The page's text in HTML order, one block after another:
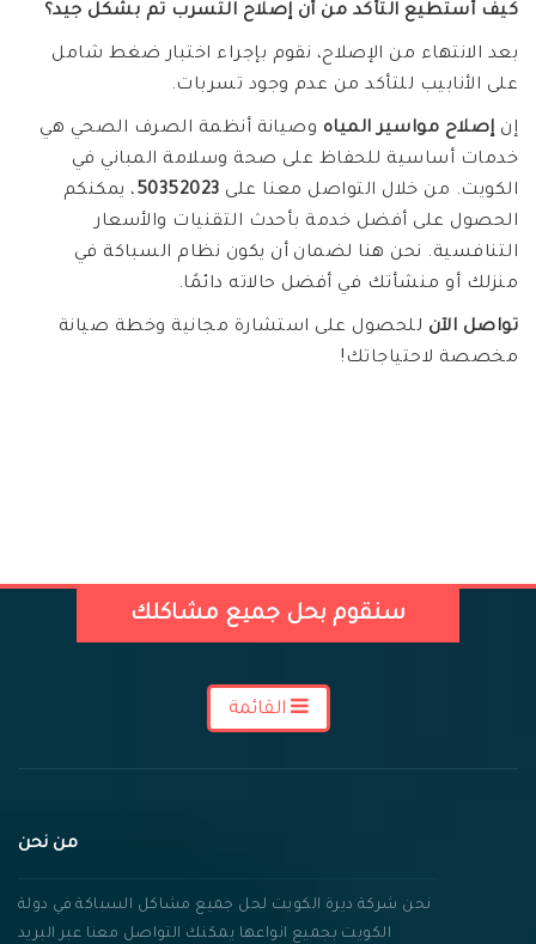
كيف أستطيع التأكد من أن إصلاح التسرب تم بشكل جيد؟
بعد الانتهاء من الإصلاح، نقوم بإجراء اختبار ضغط شامل
على الأنابيب للتأكد من عدم وجود تسربات.
إن إصلاح مواسير المياه وصيانة أنظمة الصرف الصحي هي
خدمات أساسية للحفاظ على صحة وسلامة المباني في
الكويت. من خلال التواصل معنا على 50352023، يمكنكم
الحصول على أفضل خدمة بأحدث التقنيات والأسعار
التنافسية. نحن هنا لضمان أن يكون نظام السباكة في
منزلك أو منشأتك في أفضل حالاته دائمًا.
تواصل الآن للحصول على استشارة مجانية وخطة صيانة
مخصصة لاحتياجاتك!
سنقوم بحل جميع مشاكلك
من نحن
نحن شركة ديرة الكويت لحل جميع مشاكل السباكة في دولة
الكويت بجميع انواعها يمكنك التواصل معنا عبر البريد